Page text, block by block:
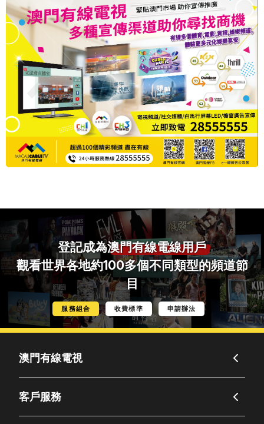
登記成為澳門有線電線用戶
觀看世界各地約100多個不同類型的頻道節
目
服務組合 收費標準 申請辦法
澳門有線電視
客戶服務